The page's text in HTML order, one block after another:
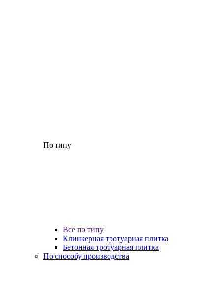
По типу
Все по типу
Клинкерная тротуарная плитка
Бетонная тротуарная плитка
По способу производства